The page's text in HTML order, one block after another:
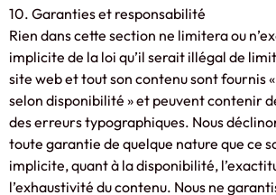
10. Garanties et responsabilité
Rien dans cette section ne limitera ou
implicite de la loi qu’il serait illégal de
site web et tout son contenu sont fournis «
selon disponibilité » et peuvent contenir
des erreurs typographiques. Nous
toute garantie de quelque nature que ce
implicite, quant à la disponibilité,
l’exhaustivité du contenu. Nous ne